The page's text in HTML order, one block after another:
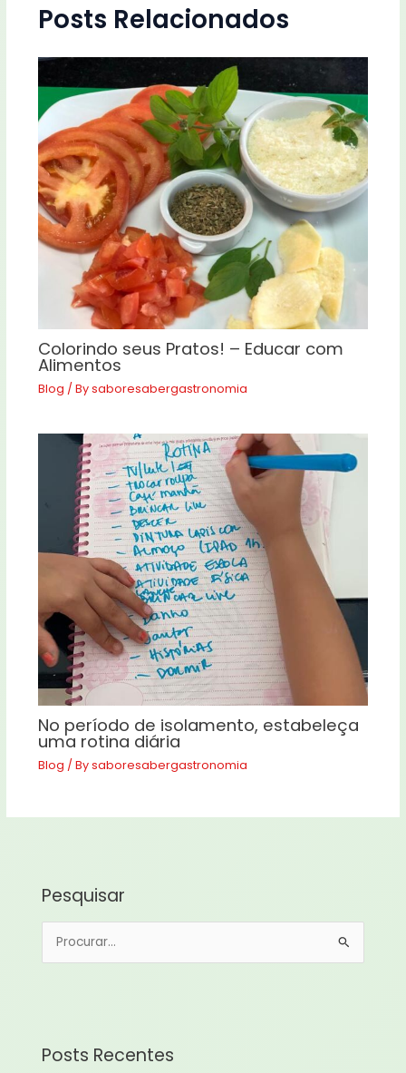
Posts Relacionados
Colorindo seus Pratos! – Educar com
Alimentos
Blog / Bysaboresabergastronomia
No período de isolamento, estabeleça
uma rotina diária
Blog / Bysaboresabergastronomia
Pesquisar
iPosts Recentes